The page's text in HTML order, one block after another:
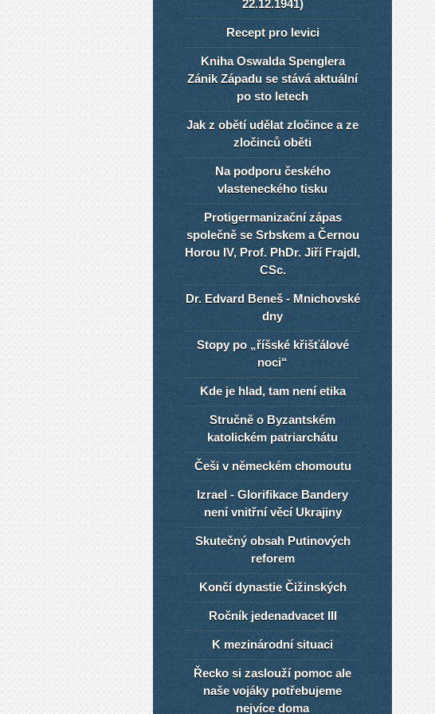
22.12.1941)
Recept pro levici
Kniha Oswalda Spenglera
Zánik Západu se stává aktuální
po sto letech
Jak z obětí udělat zločince a ze
zločinců oběti
Na podporu českého
vlasteneckého tisku
Protigermanizační zápas
společně se Srbskem a Černou
Horou IV, Prof. PhDr. Jiří Frajdl,
CSc.
Dr. Edvard Beneš - Mnichovské
dny
Stopy po „říšské křišťálové
noci“
Kde je hlad, tam není etika
Stručně o Byzantském
katolickém patriarchátu
Češi v německém chomoutu
Izrael - Glorifikace Bandery
není vnitřní věcí Ukrajiny
Skutečný obsah Putinových
reforem
Končí dynastie Čižinských
Ročník jedenadvacet III
K mezinárodní situaci
Řecko si zaslouží pomoc ale
naše vojáky potřebujeme
nejvíce doma